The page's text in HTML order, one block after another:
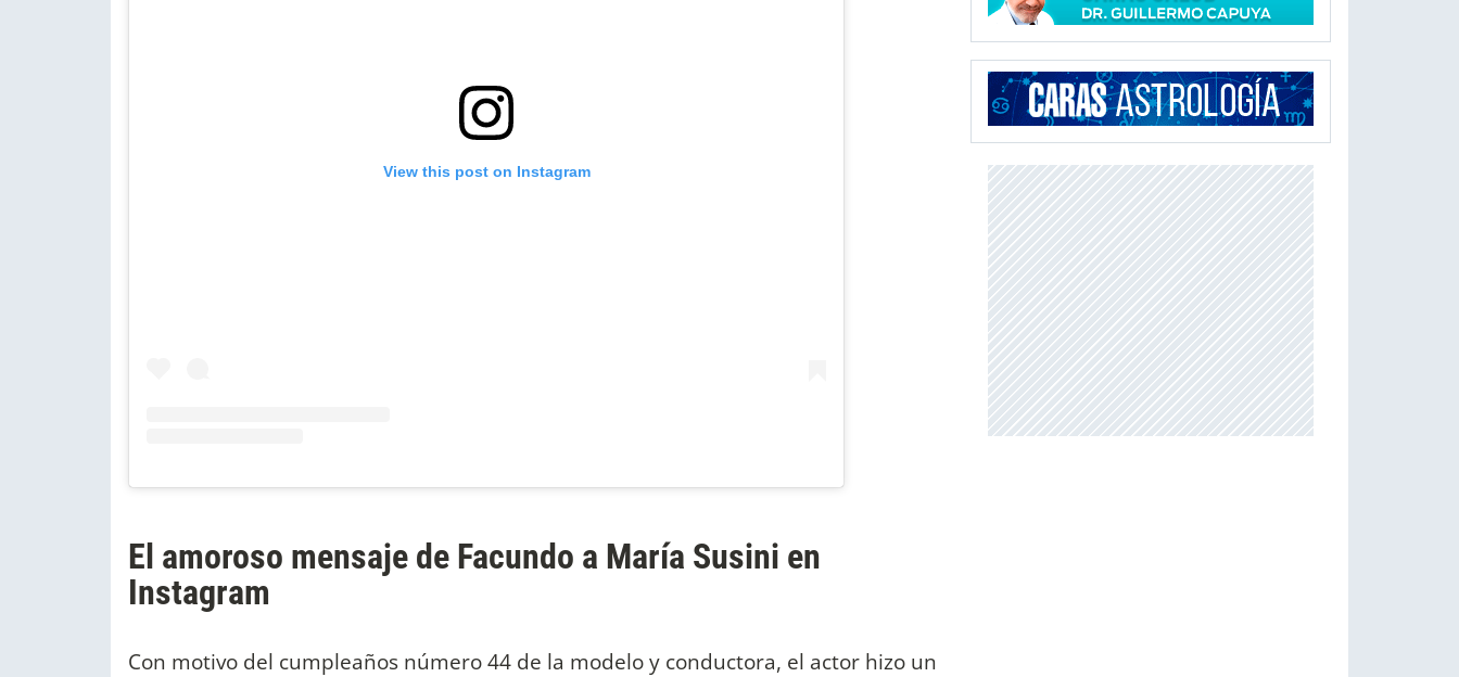
View this post on Instagram
El amoroso mensaje de Facundo a María Susini en
Instagram
Con motivo del cumpleaños número 44 de la modelo y conductora, el actor hizo un